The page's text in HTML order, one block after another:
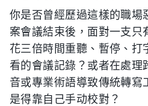
你是否曾經歷過這樣的職場
案會議結束後，面對一支只
花三倍時間重聽、暫停、打
看的會議記錄？或者在處理
音或專業術語導致傳統轉寫
是得靠自己手动校對？